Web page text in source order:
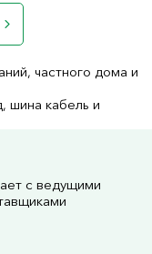
частного дома и
шина кабель и
с ведущими